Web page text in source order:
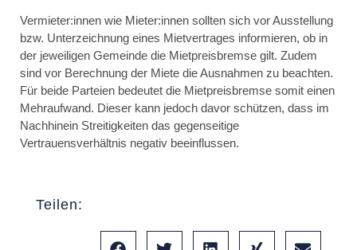
Vermieter:innen wie Mieter:innen sollten sich vor Ausstellung
bzw. Unterzeichnung eines Mietvertrages informieren, ob in
der jeweiligen Gemeinde die Mietpreisbremse gilt. Zudem
sind vor Berechnung der Miete die Ausnahmen zu beachten.
Für beide Parteien bedeutet die Mietpreisbremse somit einen
Mehraufwand. Dieser kann jedoch davor schützen, dass im
Nachhinein Streitigkeiten das gegenseitige
Vertrauensverhältnis negativ beeinflussen.
Teilen: